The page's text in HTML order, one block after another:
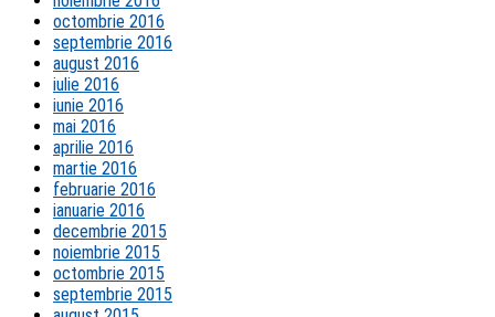
octombrie 2016
septembrie 2016
august 2016
iulie 2016
iunie 2016
mai 2016
aprilie 2016
martie 2016
februarie 2016
ianuarie 2016
decembrie 2015
noiembrie 2015
octombrie 2015
septembrie 2015